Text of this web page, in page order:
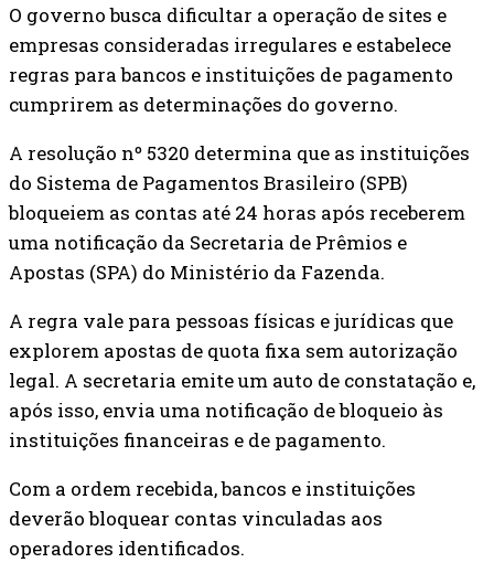
O governo busca dificultar a operação de sites e
empresas consideradas irregulares e estabelece
regras para bancos e instituições de pagamento
cumprirem as determinações do governo.
A resolução nº 5320 determina que as instituições
do Sistema de Pagamentos Brasileiro (SPB)
bloqueiem as contas até 24 horas após receberem
uma notificação da Secretaria de Prêmios e
Apostas (SPA) do Ministério da Fazenda.
A regra vale para pessoas físicas e jurídicas que
explorem apostas de quota fixa sem autorização
legal. A secretaria emite um auto de constatação e,
após isso, envia uma notificação de bloqueio às
instituições financeiras e de pagamento.
Com a ordem recebida, bancos e instituições
deverão bloquear contas vinculadas aos
operadores identificados.